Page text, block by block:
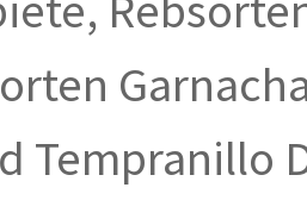
Tempranillo